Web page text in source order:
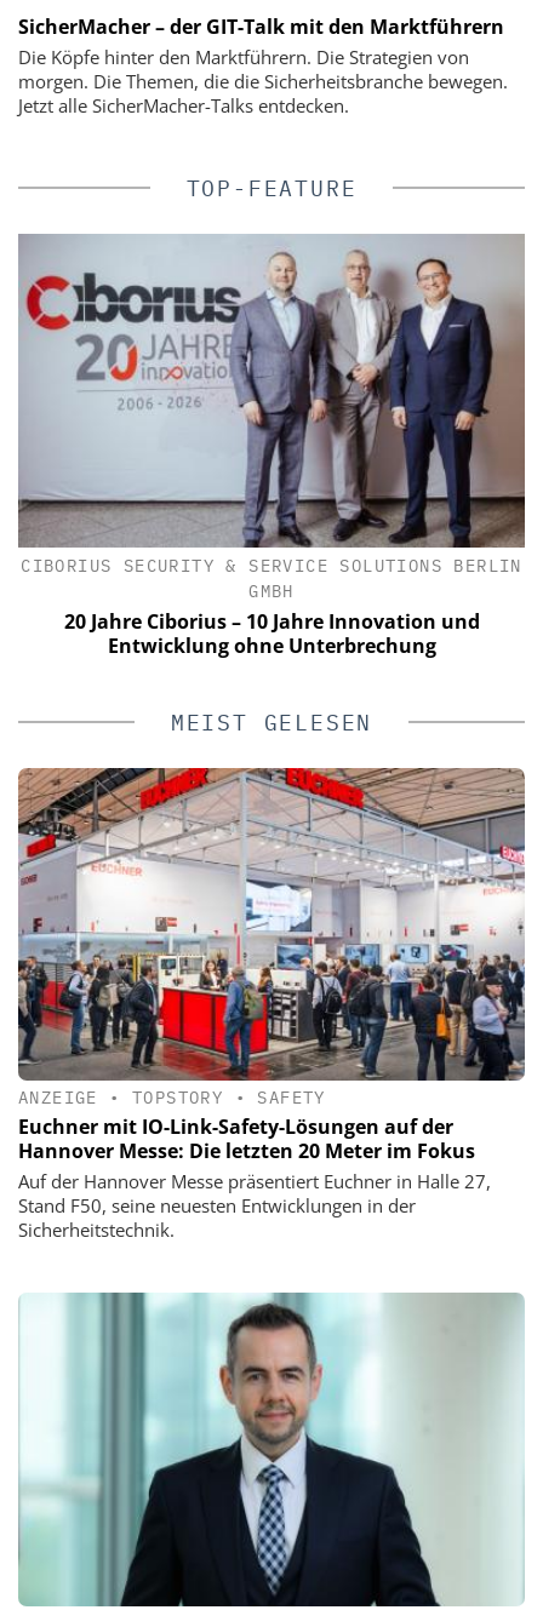
SicherMacher – der GIT-Talk mit den Marktführern
Die Köpfe hinter den Marktführern. Die Strategien von
morgen. Die Themen, die die Sicherheitsbranche bewegen.
Jetzt alle SicherMacher-Talks entdecken.
TOP-FEATURE
CIBORIUS SECURITY & SERVICE SOLUTIONS BERLIN
GMBH
20 Jahre Ciborius – 10 Jahre Innovation und
Entwicklung ohne Unterbrechung
MEIST GELESEN
ANZEIGE •TOPSTORY • SAFETY
Euchner mit IO-Link-Safety-Lösungen auf der
Hannover Messe: Die letzten 20 Meter im Fokus
Auf der Hannover Messe präsentiert Euchner in Halle 27,
Stand F50, seine neuesten Entwicklungen in der
Sicherheitstechnik.